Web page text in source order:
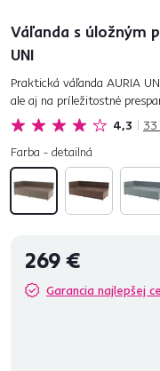
Váľanda s úložným
UNI
4,3 33
Praktická váľanda AURIA
ale aj na príležitostné
látkou Trinity, ktorá je
Farba - detailná
269 €
Garancia najlepšej